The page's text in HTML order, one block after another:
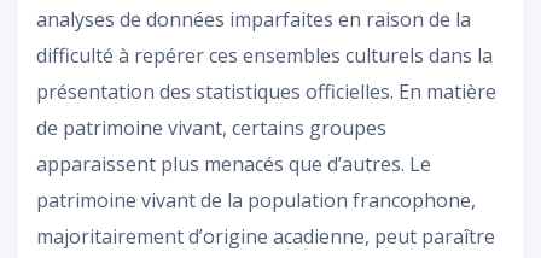
analyses de données imparfaites en raison de la
difficulté à repérer ces ensembles culturels dans la
présentation des statistiques officielles. En matière
de patrimoine vivant, certains groupes
apparaissent plus menacés que d’autres. Le
patrimoine vivant de la population francophone,
majoritairement d’origine acadienne, peut paraître